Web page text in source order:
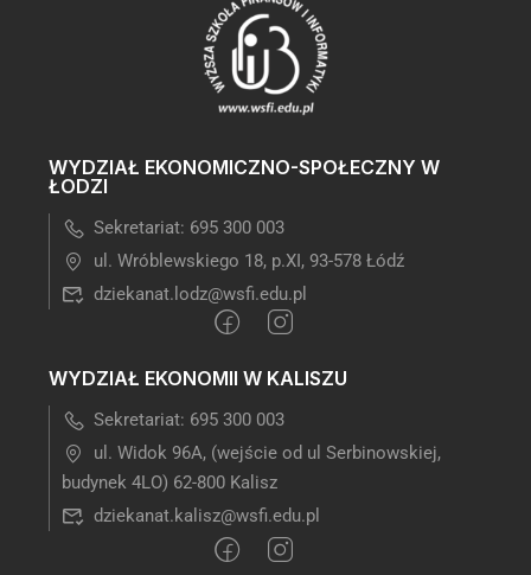
WYDZIAŁ EKONOMICZNO-SPOŁECZNY W
ŁODZI
Sekretariat: 695 300 003
ul. Wróblewskiego 18, p.XI, 93-578 Łódź
dziekanat.lodz@wsfi.edu.pl
WYDZIAŁ EKONOMII W KALISZU
Sekretariat: 695 300 003
ul. Widok 96A, (wejście od ul Serbinowskiej,
budynek 4LO) 62-800 Kalisz
dziekanat.kalisz@wsfi.edu.pl